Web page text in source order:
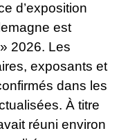
d’exposition
est
2026. Les
exposants et
dans les
À titre
réuni environ